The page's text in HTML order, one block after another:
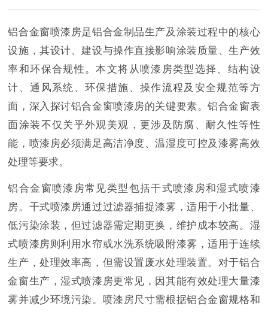
铝合金窗喷漆房是铝合金制品生产及涂装过程中的核心
设施，其设计、建设与操作直接影响涂装质量、生产效
率和环保合规性。本文将从喷漆房类型选择、结构设
计、通风系统、环保措施、操作流程及安全规范等方
面，深入探讨铝合金窗喷漆房的关键要素。铝合金窗表
面涂装不仅关乎外观美观，更涉及防腐、耐久性等性
能，喷漆房必须满足高洁净度、温湿度可控及漆雾高效
处理等要求。
铝合金窗喷漆房常见类型包括干式喷漆房和湿式喷漆
房。干式喷漆房通过过滤器捕捉漆雾，适用于小批量、
低污染涂装，但过滤器需定期更换，维护成本较高。湿
式喷漆房则利用水帘或水洗系统吸附漆雾，适用于连续
生产，处理效率高，但需设置废水处理装置。对于铝合
金窗生产，湿式喷漆房更常见，因其能有效处理大量漆
雾并减少环境污染。喷漆房尺寸需根据铝合金窗规格和